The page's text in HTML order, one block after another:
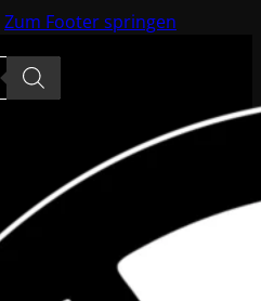
Zum Footer springen